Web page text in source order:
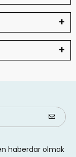
haberdar olmak